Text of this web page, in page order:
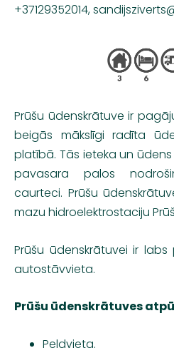
+37129352014,
Prūšu ūdenskrātuve ir
beigās mākslīgi radīta
platībā. Tās ieteka un
pavasara palos
caurteci. Prūšu
mazu hidroelektrostaciju
Prūšu ūdenskrātuvei ir
autostāvvieta.
Prūšu ūdenskrātuves
Peldvieta.